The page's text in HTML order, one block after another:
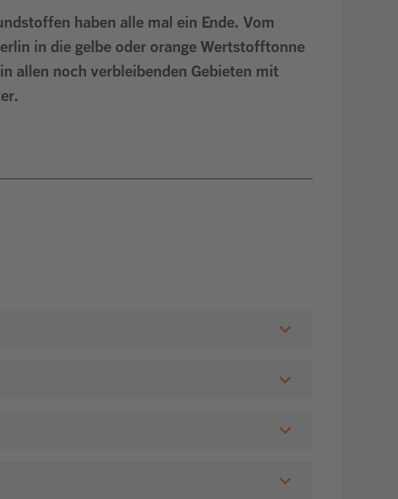
haben alle mal ein Ende. Vom
in die gelbe oder orange Wertstofftonne
allen noch verbleibenden Gebieten mit